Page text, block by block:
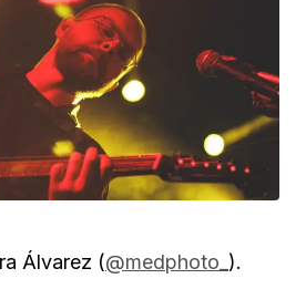
Álvarez (@medphoto_ ).